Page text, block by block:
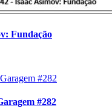
Fundação
#282